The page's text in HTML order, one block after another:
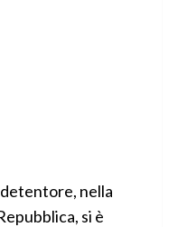
detentore, nella
si è